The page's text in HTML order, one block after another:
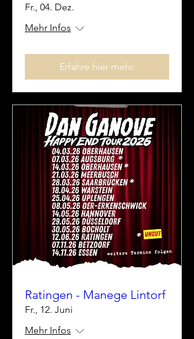
Fr., 04. Dez.
Mehr Infos
Erfahre hier mehr.
Ratingen - Manege Lintorf
Fr., 12. Juni
Mehr Infos